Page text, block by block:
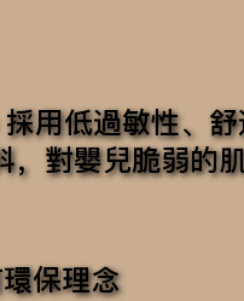
用低過敏性、
，對嬰兒脆弱的
保理念